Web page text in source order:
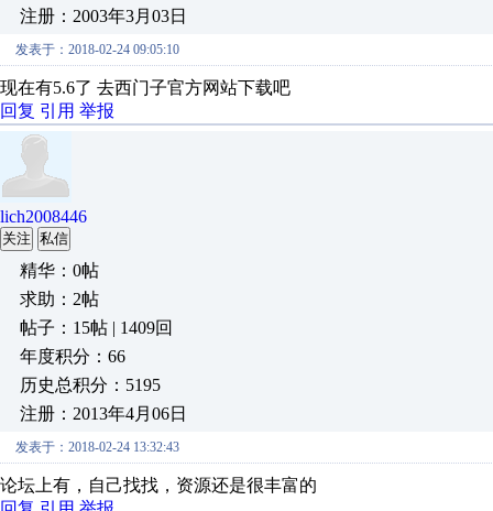
注册：2003年3月03日
发表于：2018-02-24 09:05:10
现在有5.6了 去西门子官方网站下载吧
回复 引用 举报
lich2008446
关注 私信
精华：0帖
求助：2帖
帖子：15帖 | 1409回
年度积分：66
历史总积分：5195
注册：2013年4月06日
发表于：2018-02-24 13:32:43
论坛上有，自己找找，资源还是很丰富的